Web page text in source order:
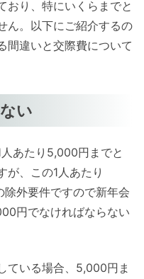
おり、特にいくらまでと
ん。以下にご紹介するの
間違いと交際費について
い
あたり5,000円までと
が、この1人あたり
外要件ですので新年会
円でなければならない
ている場合、5,000円ま